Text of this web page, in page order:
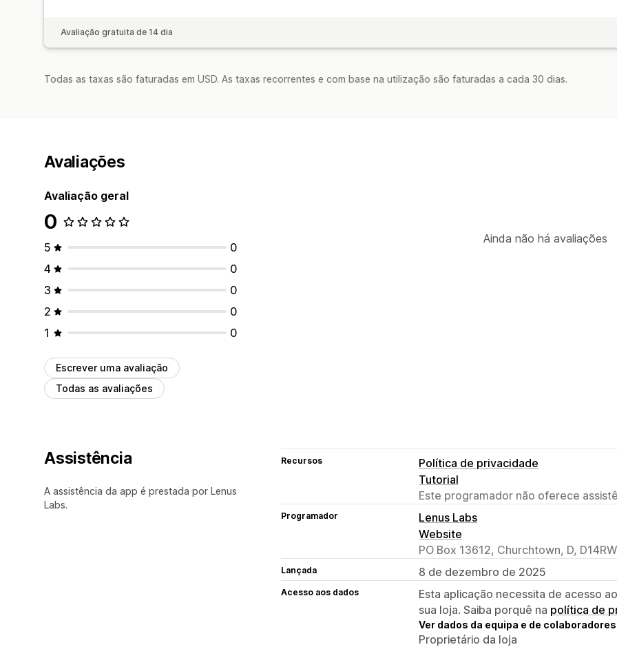
Avaliação gratuita de 14 dia
Todas as taxas são faturadas em USD. As taxas recorrentes e com base na utilização são faturadas a cada 30 dias.
Avaliações
Avaliação geral
0
5
0
4
0
3
0
2
0
1
0
Escrever uma avaliação
Todas as avaliações
Ainda não há avaliações
Assistência
A assistência da app é prestada por Lenus
Labs.
Recursos
Política de privacidade
Tutorial
Este programador não oferece
Programador
Lenus Labs
Website
PO Box 13612, Churchtown, D,
Lançada 8 de dezembro de 2025
Acesso aos dados
Esta aplicação necessita de acesso
sua loja. Saiba porquê na política de
Ver dados da equipa e de
Proprietário da loja